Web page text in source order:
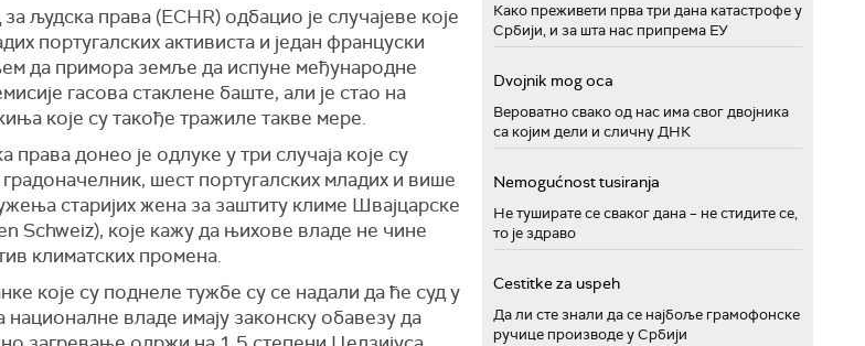
људска права (ECHR) одбацио је случајеве које
португалских активиста и један француски
да примора земље да испуне међународне
гасова стаклене баште, али је стао на
које су такође тражиле такве мере.
права донео је одлуке у три случаја које су
шест португалских младих и више
старијих жена за заштиту климе Швајцарске
Schweiz), које кажу да њихове владе не чине
климатских промена.
које су поднеле тужбе су се надали да ће суд у
националне владе имају законску обавезу да
Како преживети прва три дана катастрофе у
Србији, и за шта нас припрема ЕУ
Dvojnik mog oca
Вероватно свако од нас има свог двојника
са којим дели и сличну ДНК
Nemogućnost tusiranja
Не туширате се сваког дана – не стидите се,
то је здраво
Cestitke za uspeh
Да ли сте знали да се најбоље грамофонске
ручице производе у Србији